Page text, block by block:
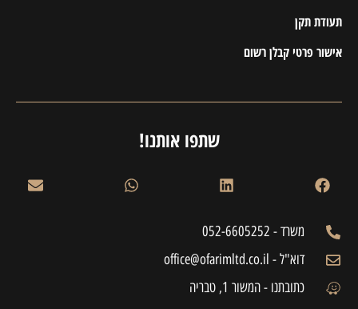
תעודת תקן
אישור פרטי קבלן רשום
שתפו אותנו!
משרד - 052-6605252
דוא"ל - office@ofarimltd.co.il
כתובתנו - המשור 1, טבריה